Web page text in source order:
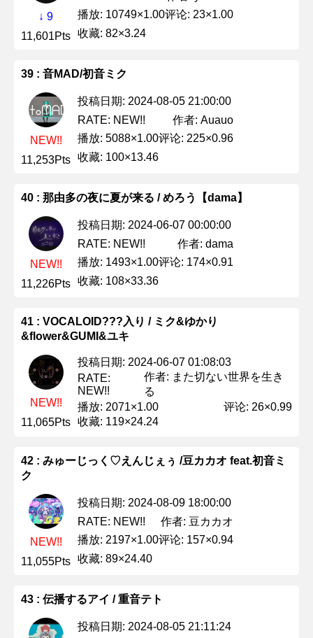
↓ 9
11,601Pts
播放: 10749×1.00评论: 23×1.00
收藏: 82×3.24
39 : 音MAD/初音ミク
NEW!!
11,253Pts
投稿日期: 2024-08-05 21:00:00
RATE: NEW!!
作者: Auauo
播放: 5088×1.00评论: 225×0.96
收藏: 100×13.46
40 : 那由多の夜に夏が来る / めろう【dama】
NEW!!
11,226Pts
投稿日期: 2024-06-07 00:00:00
RATE: NEW!!
作者: dama
播放: 1493×1.00评论: 174×0.91
收藏: 108×33.36
41 : VOCALOID???入り / ミク&ゆかり
&flower&GUMI&ユキ
NEW!!
11,065Pts
投稿日期: 2024-06-07 01:08:03
RATE:
NEW!!
作者: また切ない世界を生き
る
播放: 2071×1.00
评论: 26×0.99
收藏: 119×24.24
42 : みゅーじっく♡えんじぇぅ /豆カカオ feat.初音ミ
ク
NEW!!
11,055Pts
投稿日期: 2024-08-09 18:00:00
RATE: NEW!!
作者: 豆カカオ
播放: 2197×1.00评论: 157×0.94
收藏: 89×24.40
43 : 伝播するアイ / 重音テト
投稿日期: 2024-08-05 21:11:24